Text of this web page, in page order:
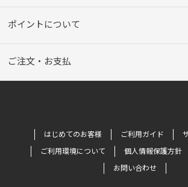
ポイントについて
ご注文・お支払
はじめてのお客様 ご利用ガイド
ご利用環境について
個人情報保護方針
お問い合わせ